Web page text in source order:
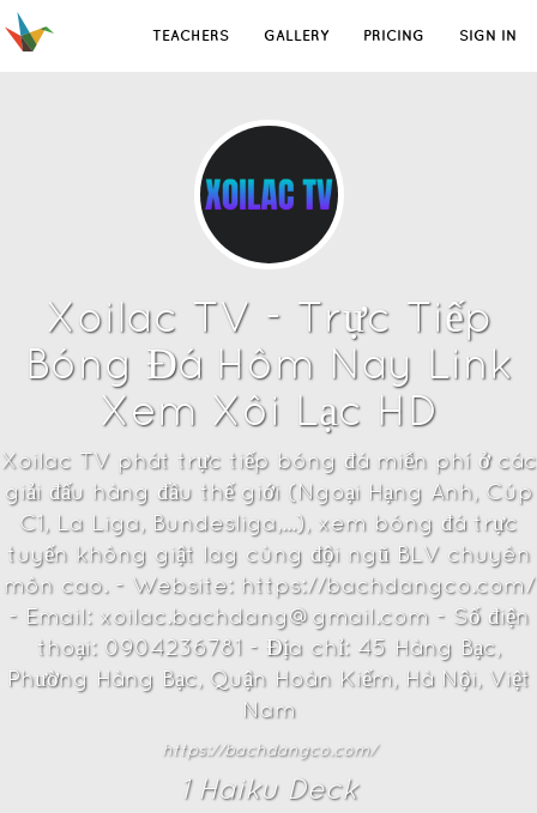
TEACHERS GALLERY PRICING SIGN IN
Xoilac TV - Trực Tiếp
Bóng Đá Hôm Nay Link
Xem Xôi Lạc HD
Xoilac TV phát trực tiếp bóng đá miễn phí ở các
giải đấu hàng đầu thế giới (Ngoại Hạng Anh, Cúp
C1, La Liga, Bundesliga,...), xem bóng đá trực
tuyến không giật lag cùng đội ngũ BLV chuyên
môn cao. - Website: https://bachdangco.com/
- Email: xoilac.bachdang@gmail.com - Số điện
thoại: 0904236781 - Địa chỉ: 45 Hàng Bạc,
Phường Hàng Bạc, Quận Hoàn Kiếm, Hà Nội, Việt
Nam
https://bachdangco.com/
1Haiku Deck